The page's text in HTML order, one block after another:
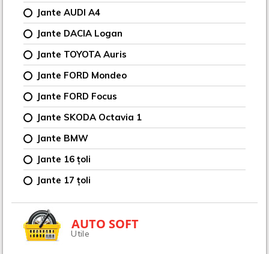
Jante AUDI A4
Jante DACIA Logan
Jante TOYOTA Auris
Jante FORD Mondeo
Jante FORD Focus
Jante SKODA Octavia 1
Jante BMW
Jante 16 țoli
Jante 17 țoli
AUTO SOFT
Utile